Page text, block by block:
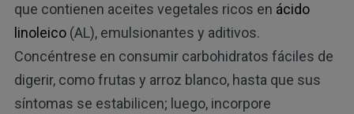
que contienen aceites vegetales ricos en ácido
linoleico(AL), emulsionantes y aditivos.
Concéntrese en consumir carbohidratos fáciles de
digerir, como frutas y arroz blanco, hasta que sus
síntomas se estabilicen; luego, incorpore